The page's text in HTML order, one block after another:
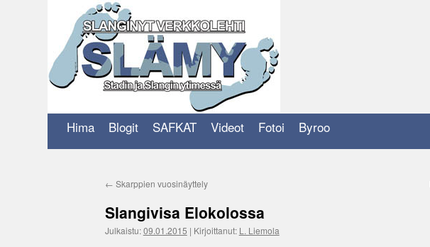
Hima Blogit SAFKAT Videot Fotoi Byroo
← Skarppien vuosinäyttely
Slangivisa Elokolossa
Julkaistu:09.01.2015 | Kirjoittanut: L. Liemola